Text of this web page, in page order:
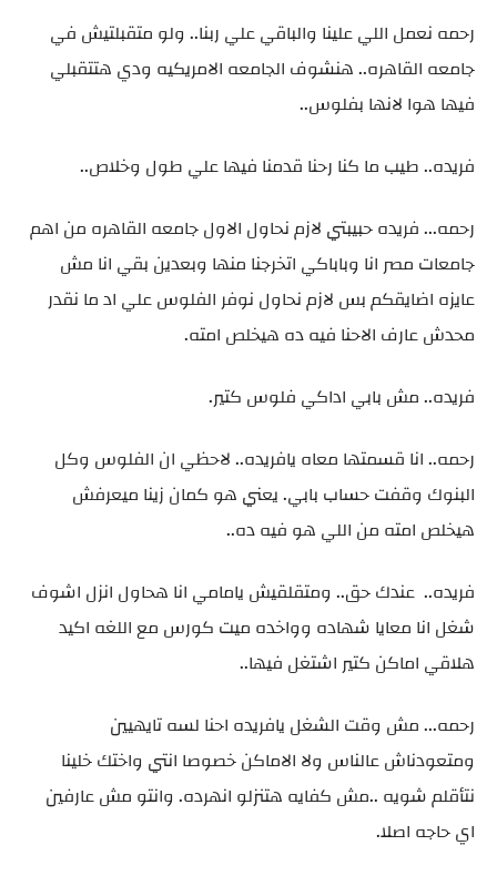
رحمه نعمل اللي علينا والباقي علي ربنا.. ولو متقبلتيش في
جامعه القاهره.. هنشوف الجامعه الامريكيه ودي هتتقبلي
فيها هوا لانها بفلوس..
فريده.. طيب ما كنا رحنا قدمنا فيها علي طول وخلاص..
رحمه... فريده حبيبتي لازم نحاول الاول جامعه القاهره من اهم
جامعات مصر انا وباباكي اتخرجنا منها وبعدين بقي انا مش
عايزه اضايقكم بس لازم نحاول نوفر الفلوس علي اد ما نقدر
محدش عارف الاحنا فيه ده هيخلص امته.
فريده.. مش بابي اداكي فلوس كتير.
رحمه.. انا قسمتها معاه يافريده.. لاحظي ان الفلوس وكل
البنوك وقفت حساب بابي. يعني هو كمان زينا ميعرفش
هيخلص امته من اللي هو فيه ده..
فريده.. عندك حق.. ومتقلقيش يامامي انا هحاول انزل اشوف
شغل انا معايا شهاده وواخده ميت كورس مع اللغه اكيد
هلاقي اماكن كتير اشتغل فيها..
رحمه... مش وقت الشغل يافريده احنا لسه تايهيين
ومتعودناش عالناس ولا الاماكن خصوصا انتي واختك خلينا
نتأقلم شويه ..مش كفايه هتنزلو انهرده. وانتو مش عارفين
اي حاجه اصلا.